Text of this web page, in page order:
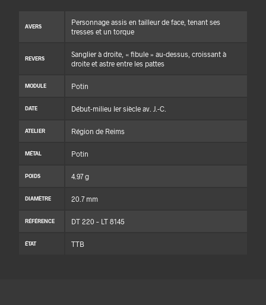
AVERS
Personnage assis en tailleur de face, tenant ses
tresses et un torque
REVERS
Sanglier à droite, « fibule » au-dessus, croissant à
droite et astre entre les pattes
MODULE Potin
DATE Début-milieu Ier siècle av. J.-C.
ATELIER Région de Reims
MÉTAL Potin
POIDS 4.97 g
DIAMÈTRE 20.7 mm
RÉFÉRENCE DT 220 – LT 8145
ÉTAT TTB